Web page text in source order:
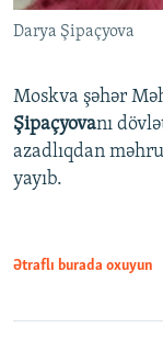
Darya Şipaçyova
Moskva şəhər
Şipaçyovanı
azadlıqdan
yayıb.
Ətraflı burada oxuyun